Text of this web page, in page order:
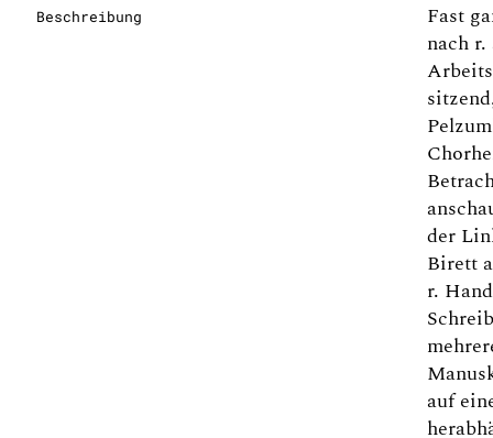
Beschreibung
Fast
nach r.
der
Birett
r.
auf